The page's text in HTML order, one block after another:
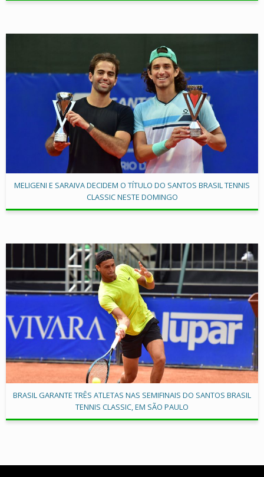
MELIGENI E SARAIVA DECIDEM O TÍTULO DO SANTOS BRASIL TENNIS
CLASSIC NESTE DOMINGO
BRASIL GARANTE TRÊS ATLETAS NAS SEMIFINAIS DO SANTOS BRASIL
TENNIS CLASSIC, EM SÃO PAULO